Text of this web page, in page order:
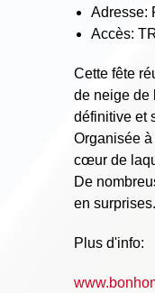
Adresse:
Accès:
Cette fête
de neige de
définitive et
Organisée
cœur de
De
en
Plus d'info: